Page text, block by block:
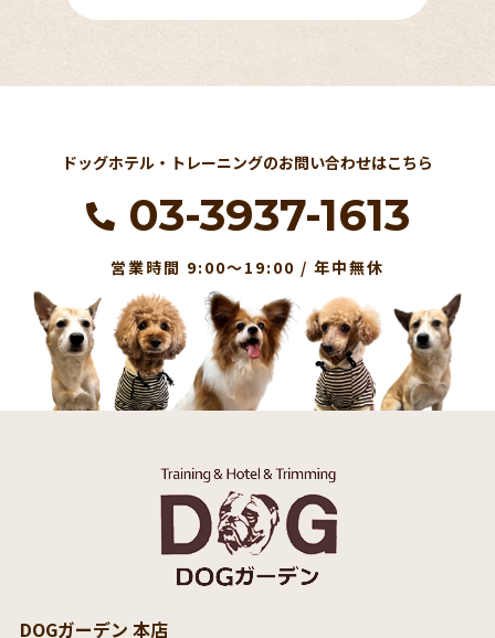
ドッグホテル・トレーニングのお問い合わせはこちら
03-3937-1613
営業時間 9:00～19:00 / 年中無休
DOGガーデン 本店